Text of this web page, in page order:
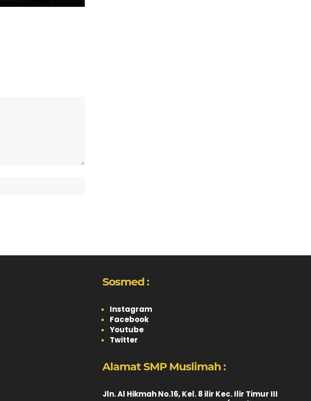
Sosmed :
Instagram
Facebook
Youtube
Twitter
Alamat SMP Muslimah :
Jln. Al Hikmah No.16, Kel. 8 ilir Kec. Ilir Timur III